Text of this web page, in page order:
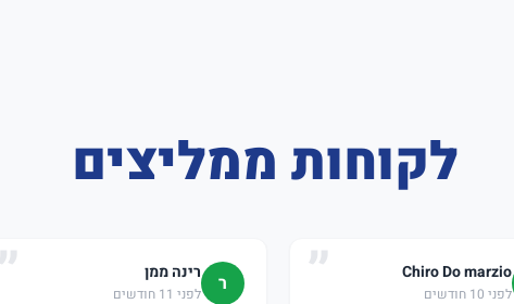
לקוחות ממליצים
Chiro Do marzio
לפני 10 חודשים ר רינה ממן
לפני 11 חודשים